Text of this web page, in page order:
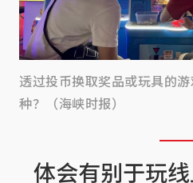
透过投币换取奖品或玩具的
种？（海峡时报）
体会有别于玩